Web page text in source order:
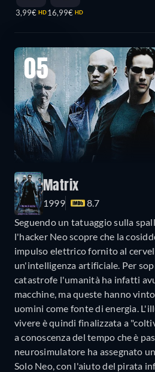
3,99€ HD 16,99€ HD
05
Matrix
1999
8.7
Seguendo un tatuaggio sulla
l'hacker Neo scopre che la
impulso elettrico fornito al
un'intelligenza artificiale. Per
catastrofe l'umanità ha infatti
macchine, ma queste hanno
uomini come fonte di energia.
vivere è quindi finalizzata a
a conoscenza del tempo che è
neurosimulatore ha assegnato
Solo Neo, con l'aiuto del pirata